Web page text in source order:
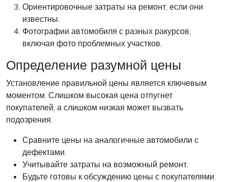
Ориентировочные затраты на ремонт, если они
известны.
Фотографии автомобиля с разных ракурсов,
включая фото проблемных участков.
Определение разумной цены
Установление правильной цены является ключевым
моментом. Слишком высокая цена отпугнет
покупателей, а слишком низкая может вызвать
подозрения.
Сравните цены на аналогичные автомобили с
дефектами.
Учитывайте затраты на возможный ремонт.
Будьте готовы к обсуждению цены с покупателями.